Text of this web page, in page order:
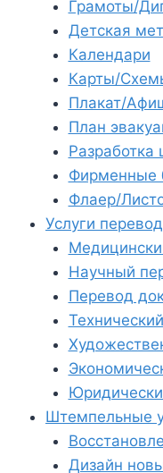
Грамоты/
Детская
Календари
Карты/
Плакат/
План
Разработка
Фирменные
Флаер/
Услуги
Научный
Перевод
Штемпельные
Дизайн